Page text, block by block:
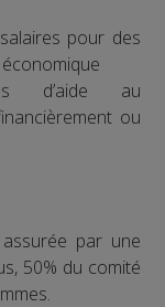
pour des
d’aide au
ou
par une
50% du comité